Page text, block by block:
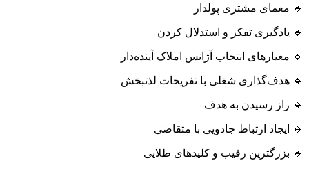
🔹 معمای مشتری پولدار
🔹 یادگیری تفکر و استدلال کردن
🔹 معیارهای انتخاب آژانس املاک آینده‌دار
🔹 هدف‌گذاری شغلی با تفریحات لذتبخش
🔹 راز رسیدن به هدف
🔹 ایجاد ارتباط جادویی با متقاضی
🔹 بزرگترین رقیب و کلیدهای طلایی